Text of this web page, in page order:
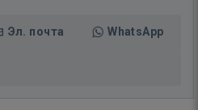
Эл. почта WhatsApp